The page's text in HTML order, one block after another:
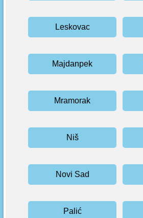
Leskovac
Majdanpek
Mramorak
Niš
Novi Sad
Palić